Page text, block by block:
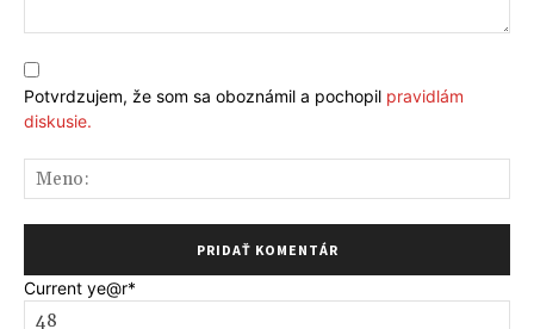
Potvrdzujem, že som sa oboznámil a pochopil pravidlám
diskusie.
Current ye@r*